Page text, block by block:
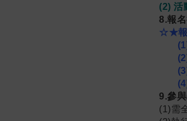
(2) 活
8.報
☆★報
(1)
(2)
(3)
(4)
9.參與
(1)需